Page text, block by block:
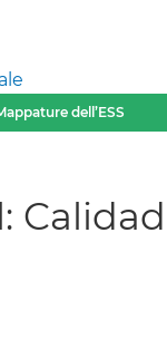
dell’ESS